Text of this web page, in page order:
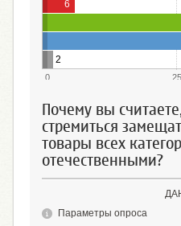
6
2
0 25
Почему вы
стремиться
товары всех
отечественными?
Параметры опроса